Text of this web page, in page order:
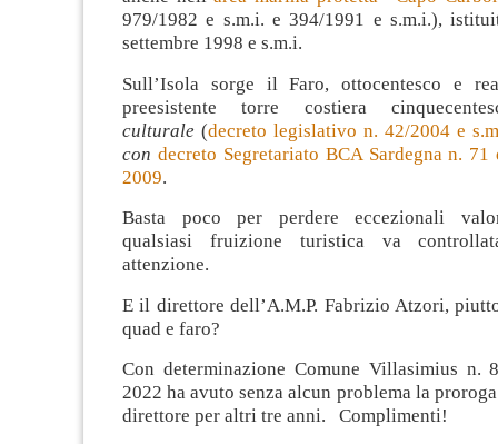
979/1982 e s.m.i. e 394/1991 e s.m.i.),
settembre 1998 e s.m.i.
Sull’Isola sorge il Faro, ottocentesco e
preesistente torre costiera
culturale (decreto legislativo n. 42/2004 e
con decreto Segretariato BCA Sardegna n.
2009.
Basta poco per perdere eccezionali
qualsiasi fruizione turistica va
attenzione.
E il direttore dell’A.M.P. Fabrizio Atzori,
quad e faro?
Con determinazione Comune Villasimius n.
2022 ha avuto senza alcun problema la
direttore per altri tre anni. Complimenti!